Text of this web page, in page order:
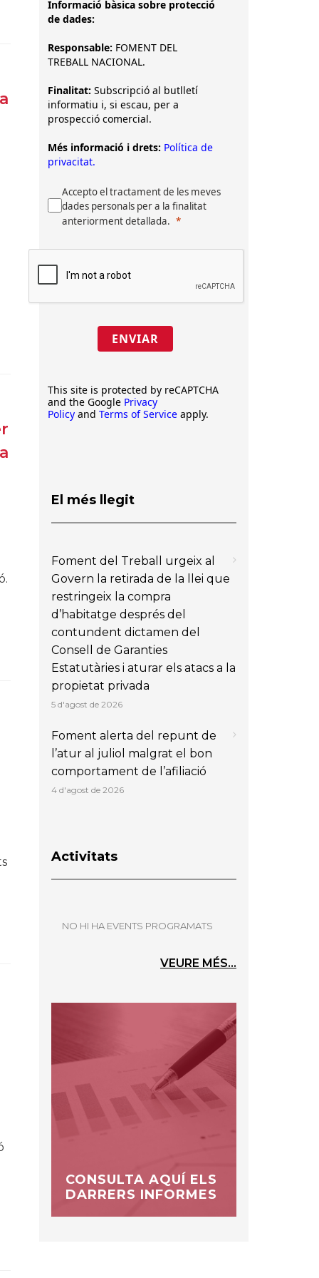
Informació bàsica sobre protecció
de dades:
Responsable: FOMENT DEL
TREBALL NACIONAL.
Finalitat: Subscripció al butlletí
informatiu i, si escau, per a
prospecció comercial.
Més informació i drets: Política de
privacitat.
Accepto el tractament de les meves
dades personals per a la finalitat
anteriorment detallada.
ENVIAR
This site is protected by reCAPTCHA
and the Google Privacy
Policy and Terms of Service apply.
El més llegit
Foment del Treball urgeix al
Govern la retirada de la llei que
restringeix la compra
d’habitatge després del
contundent dictamen del
Consell de Garanties
Estatutàries i aturar els atacs a la
propietat privada
5 d'agost de 2026
Foment alerta del repunt de
l’atur al juliol malgrat el bon
comportament de l’afiliació
4 d'agost de 2026
Activitats
NO HI HA EVENTS PROGRAMATS
VEURE MÉS...
CONSULTA AQUÍ ELS
DARRERS INFORMES